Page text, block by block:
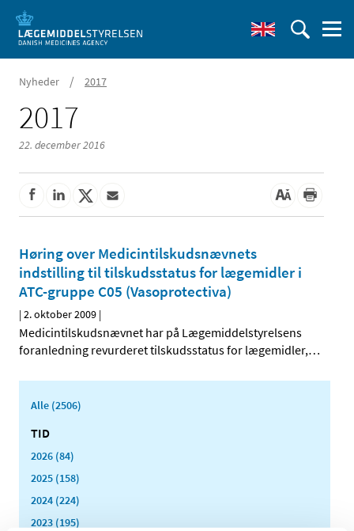
Nyheder / 2017
2017
22. december 2016
Høring over Medicintilskudsnævnets
indstilling til tilskudsstatus for lægemidler i
ATC-gruppe C05 (Vasoprotectiva)
|2. oktober 2009 |
Medicintilskudsnævnet har på Lægemiddelstyrelsens
foranledning revurderet tilskudsstatus for lægemidler,…
Alle (2506)
TID
2026 (84)
2025 (158)
2024 (224)
2023 (195)